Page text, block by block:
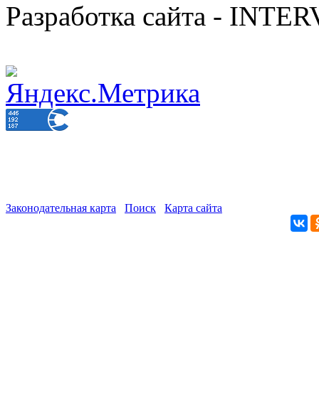
Разработка сайта -
Законодательная карта Поиск Карта сайта